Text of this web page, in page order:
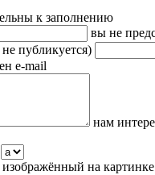
к заполнению
вы не
публикуется)
e-mail
нам
изображённый на картинке